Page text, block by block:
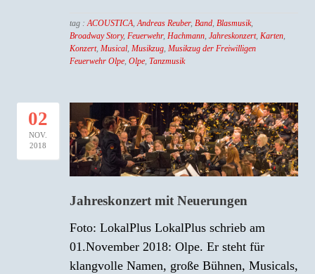
tag :ACOUSTICA,Andreas Reuber, Band, Blasmusik,
Broadway Story, Feuerwehr, Hachmann, Jahreskonzert, Karten,
Konzert, Musical, Musikzug, Musikzug der Freiwilligen
Feuerwehr Olpe, Olpe, Tanzmusik
02
NOV.
2018
Jahreskonzert mit Neuerungen
Foto: LokalPlus LokalPlus schrieb am
01.November 2018: Olpe. Er steht für
klangvolle Namen, große Bühnen, Musicals,